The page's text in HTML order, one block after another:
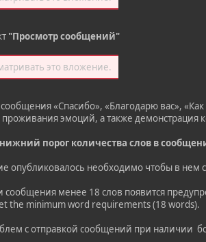
"Просмотр сообщений"
это вложение.
«Спасибо», «Благодарю вас»,
эмоций, а также демонстрация
порог количества слов в
опубликовалось необходимо чтобы в нем
сообщения менее 18 слов появится
the minimum word requirements (18 words).
с отправкой сообщений при наличии